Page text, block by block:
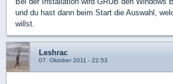
und du hast dann beim Start die Auswahl,
willst.
Leshrac
07. Oktober 2011 - 22:53